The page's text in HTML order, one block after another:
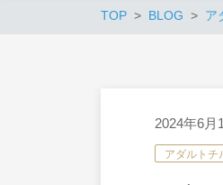
TOP BLOG ア
2024年6月
アダルトチ